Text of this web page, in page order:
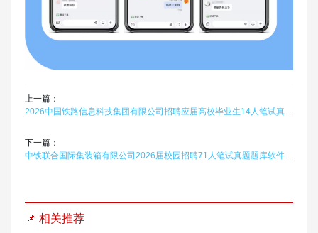
上一篇：
2026中国铁路信息科技集团有限公司招聘应届高校毕业生14人笔试真题题库软件题引力
下一篇：
中铁联合国际集装箱有限公司2026届校园招聘71人笔试真题题库软件题引力
📌 相关推荐